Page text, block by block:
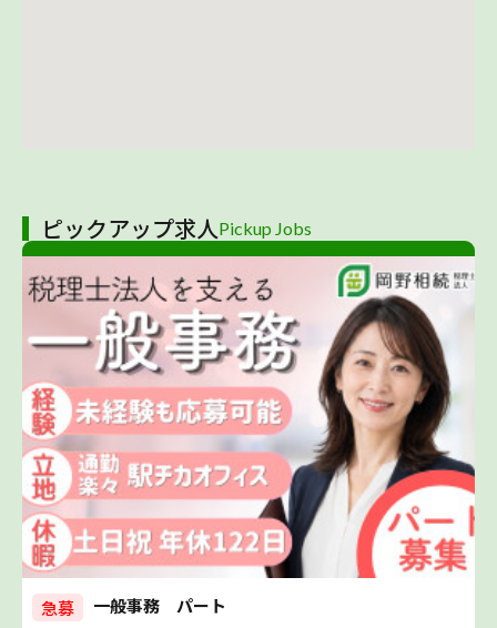
ピックアップ求人Pickup Jobs
急募 一般事務 パート